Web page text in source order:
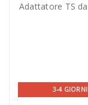
Adattatore TS
3-4 GIORNI